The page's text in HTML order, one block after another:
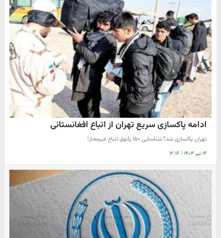
ادامه پاکسازی سریع تهران از اتباع افغانستانی
تهران پاکسازی شد؟ شناسایی ۱۵۰ پاتوق اتباع غیرمجاز!
۱۴ تیر ۱۴۰۴ | ۱۲:۱۶